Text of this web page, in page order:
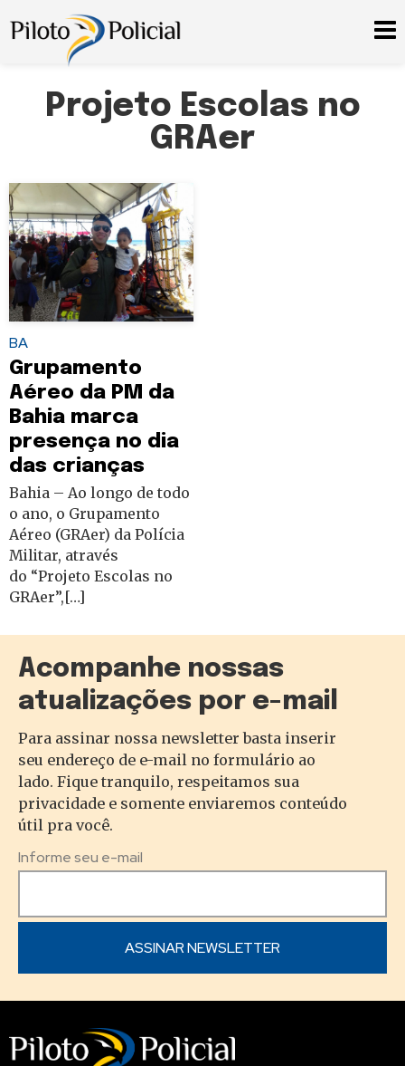
Projeto Escolas no
GRAer
BA
Grupamento
Aéreo da PM da
Bahia marca
presença no dia
das crianças
Bahia – Ao longo de todo
o ano, o Grupamento
Aéreo (GRAer) da Polícia
Militar, através
do “Projeto Escolas no
GRAer”,[…]
Acompanhe nossas
atualizações por e-mail
Para assinar nossa newsletter basta inserir
seu endereço de e-mail no formulário ao
lado. Fique tranquilo, respeitamos sua
privacidade e somente enviaremos conteúdo
útil pra você.
Informe seu e-mail